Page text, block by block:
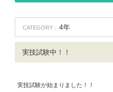
CATEGORY： 4年
実技試験中！！
実技試験が始まりました！！